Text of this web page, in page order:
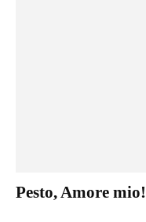
Pesto, Amore mio!